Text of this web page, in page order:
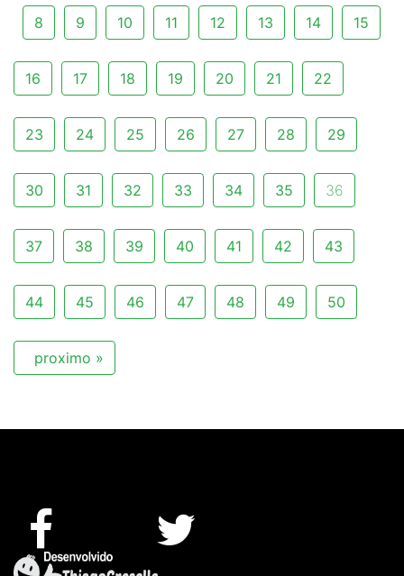
8 9 10 11 12 13 14 15
16 17 18 19 20 21 22
23 24 25 26 27 28 29
30 31 32 33 34 35 36
37 38 39 40 41 42 43
44 45 46 47 48 49 50
proximo »